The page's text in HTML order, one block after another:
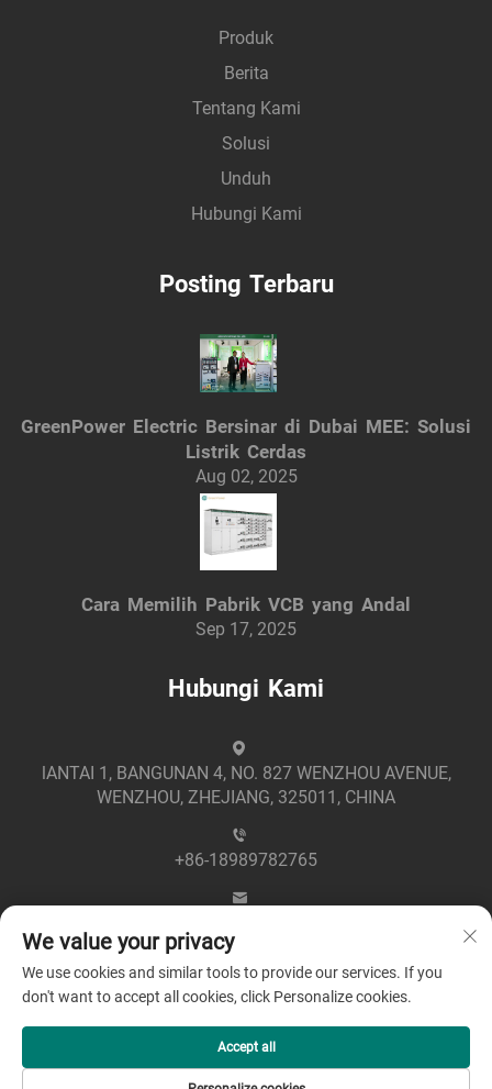
Produk
Berita
Tentang Kami
Solusi
Unduh
Hubungi Kami
Posting Terbaru
GreenPower Electric Bersinar di Dubai MEE: Solusi
Listrik Cerdas
Aug 02, 2025
Cara Memilih Pabrik VCB yang Andal
Sep 17, 2025
Hubungi Kami
lANTAI 1, BANGUNAN 4, NO. 827 WENZHOU AVENUE,
WENZHOU, ZHEJIANG, 325011, CHINA
+86-18989782765
Hak Cipta © 2025 oleh Zhejiang Greenpower Electric Co.,
We value your privacy
We use cookies and similar tools to provide our services. If you
don't want to accept all cookies, click Personalize cookies.
Accept all